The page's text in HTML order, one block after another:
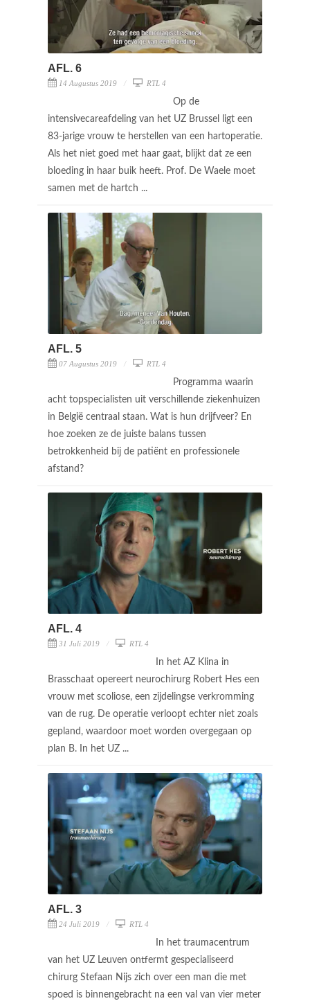
AFL. 6
14 Augustus 2019 RTL 4
Op de
intensivecareafdeling van het UZ Brussel ligt een
83-jarige vrouw te herstellen van een hartoperatie.
Als het niet goed met haar gaat, blijkt dat ze een
bloeding in haar buik heeft. Prof. De Waele moet
samen met de hartch ...
AFL. 5
07 Augustus 2019 RTL 4
Programma waarin
acht topspecialisten uit verschillende ziekenhuizen
in België centraal staan. Wat is hun drijfveer? En
hoe zoeken ze de juiste balans tussen
betrokkenheid bij de patiënt en professionele
afstand?
AFL. 4
31 Juli 2019 RTL 4
In het AZ Klina in
Brasschaat opereert neurochirurg Robert Hes een
vrouw met scoliose, een zijdelingse verkromming
van de rug. De operatie verloopt echter niet zoals
gepland, waardoor moet worden overgegaan op
plan B. In het UZ ...
AFL. 3
24 Juli 2019 RTL 4
In het traumacentrum
van het UZ Leuven ontfermt gespecialiseerd
chirurg Stefaan Nijs zich over een man die met
spoed is binnengebracht na een val van vier meter